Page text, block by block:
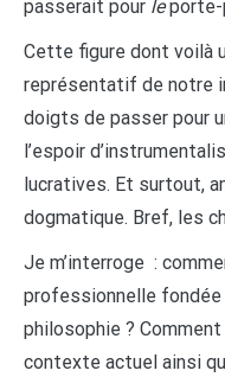
passerait pour leporte-
Cette figure dont voilà
représentatif de notre
doigts de passer pour
l’espoir
lucratives. Et surtout,
dogmatique. Bref, les
Je m’interroge :
professionnelle
philosophie ?
contexte actuel ainsi